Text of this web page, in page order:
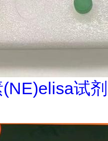
试剂